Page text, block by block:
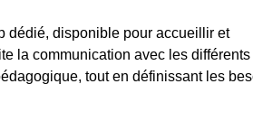
dédié, disponible pour accueillir et
la communication avec les différents
tout en définissant les